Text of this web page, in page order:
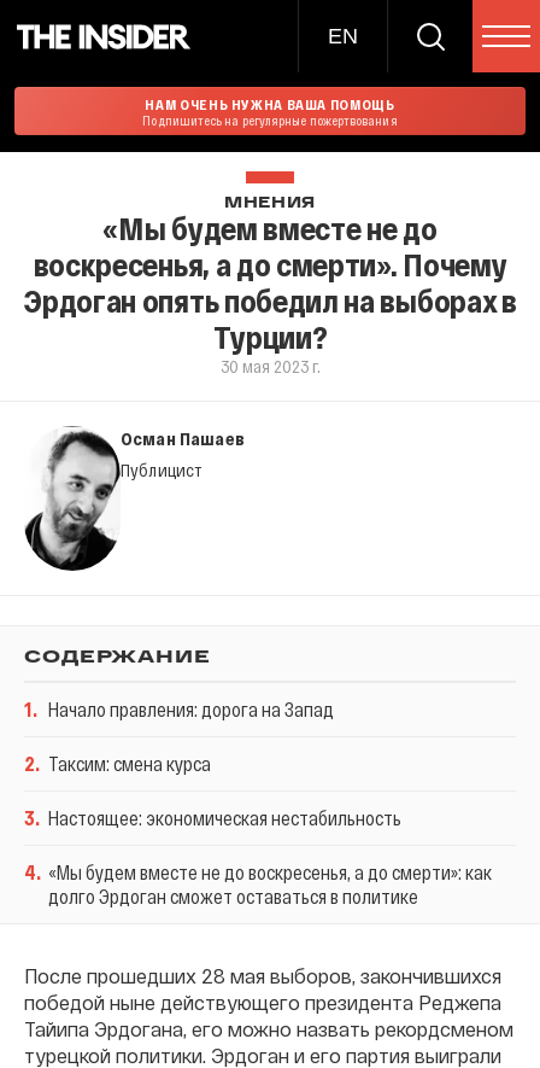
EN
НАМ ОЧЕНЬ НУЖНА ВАША ПОМОЩЬ
Подпишитесь на регулярные пожертвования
МНЕНИЯ
«Мы будем вместе не до
воскресенья, а до смерти». Почему
Эрдоган опять победил на выборах в
Турции?
30 мая 2023 г.
Осман Пашаев
Публицист
СОДЕРЖАНИЕ
1. Начало правления: дорога на Запад
2. Таксим: смена курса
3. Настоящее: экономическая нестабильность
4. «Мы будем вместе не до воскресенья, а до смерти»: как
долго Эрдоган сможет оставаться в политике
После прошедших 28 мая выборов, закончившихся
победой ныне действующего президента Реджепа
Тайипа Эрдогана, его можно назвать рекордсменом
турецкой политики. Эрдоган и его партия выиграли